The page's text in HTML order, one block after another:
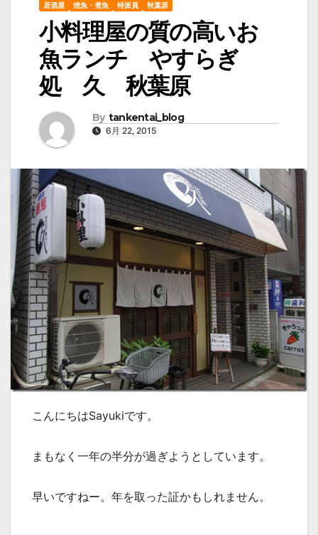
居酒屋 焼魚・煮魚 特派員 秋葉原
小料理屋の質の高いお
魚ランチ やすらぎ
処 久 秋葉原
By tankentai_blog
6月 22, 2015
こんにちはSayukiです。
まもなく一年の半分が過ぎようとしています。
早いですねー。年を取った証かもしれません。